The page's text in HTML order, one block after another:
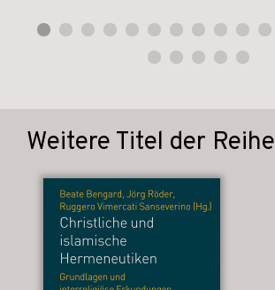
Weitere Titel der Reihe